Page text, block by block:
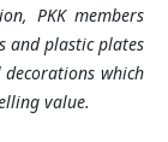
PKK members
and plastic plates
decorations which
value.